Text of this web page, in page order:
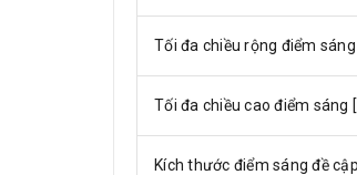
Tối đa chiều rộng điểm
Tối đa chiều cao điểm sáng
Kích thước điểm sáng đề